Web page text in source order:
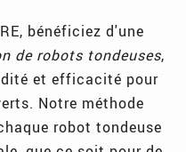
bénéficiez d'une
de robots tondeuses,
et efficacité pour
Notre méthode
robot tondeuse